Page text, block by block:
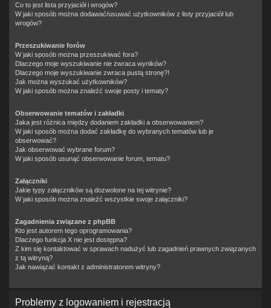
Co to jest lista przyjaciół i wrogów?
W jaki sposób można dodawać/usuwać użytkowników z listy przyjaciół lub
wrogów?
Przeszukiwanie forów
W jaki sposób można przeszukiwać fora?
Dlaczego moje wyszukiwanie nie zwraca wyników?
Dlaczego moje wyszukiwanie zwraca pustą stronę?!
Jak można wyszukać użytkowników?
W jaki sposób można znaleźć swoje posty i tematy?
Obserwowanie tematów i zakładki
Jaka jest różnica między dodaniem zakładki a obserwowaniem?
W jaki sposób można dodać zakładkę do wybranych tematów lub je
obserwować?
Jak obserwować wybrane forum?
W jaki sposób usunąć obserwowanie forum, tematu?
Załączniki
Jakie typy załączników są dozwolone na tej witrynie?
W jaki sposób można znaleźć wszystkie swoje załączniki?
Zagadnienia związane z phpBB
Kto jest autorem tego oprogramowania?
Dlaczego funkcja X nie jest dostępna?
Z kim się kontaktować w sprawach nadużyć lub zagadnień prawnych związanych
z tą witryną?
Jak nawiązać kontakt z administratorem witryny?
Problemy z logowaniem i rejestracją